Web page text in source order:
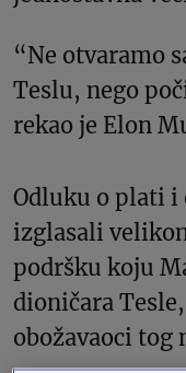
“Ne otvaramo
Teslu, nego
rekao je Elon
Odluku o plati i
izglasali
podršku koju
dioničara
obožavaoci tog